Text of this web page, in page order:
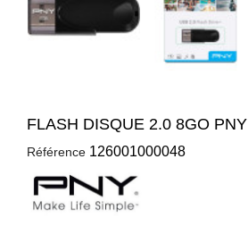
FLASH DISQUE 2.0 8GO PNY
Référence 126001000048